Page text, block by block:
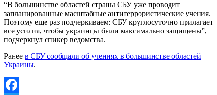
“В большинстве областей страны СБУ уже проводит
запланированные масштабные антитеррористические учения.
Поэтому еще раз подчеркиваем: СБУ круглосуточно прилагает
все усилия, чтобы украинцы были максимально защищены”, –
подчеркнул спикер ведомства.
Ранее в СБУ сообщали об учениях в большинстве областей
Украины.